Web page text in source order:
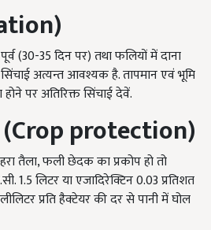
35 दिन पर) तथा फलियों में दाना
अत्यन्त आवश्यक है. तापमान एवं भूमि
पर अतिरिक्त सिंचाई देवें.
protection)
तैला, फली छेदक का प्रकोप हो तो
1.5 लिटर या एजादिरेक्टिन 0.03 प्रतिशत
प्रति हैक्टेयर की दर से पानी में घोल